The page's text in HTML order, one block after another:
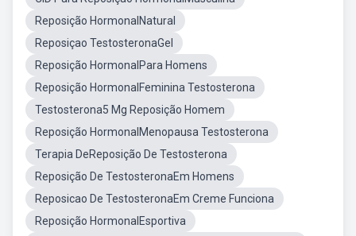
Reposição HormonalNatural
Reposiçao TestosteronaGel
Reposição HormonalPara Homens
Reposição HormonalFeminina Testosterona
Testosterona5 Mg Reposição Homem
Reposição HormonalMenopausa Testosterona
Terapia DeReposição De Testosterona
Reposição De TestosteronaEm Homens
Reposicao De TestosteronaEm Creme Funciona
Reposição HormonalEsportiva